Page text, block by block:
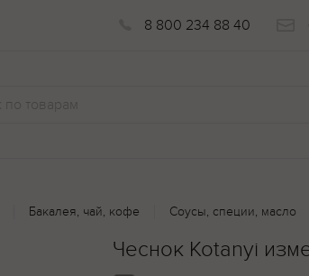
8 800 234 88 40
Бакалея, чай, кофе Соусы, специи, масло
Чеснок Kotanyi